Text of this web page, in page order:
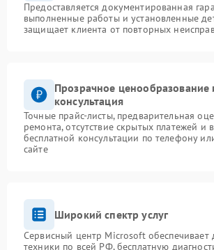
Предоставляется документированная
выполненные работы и установленные
защищает клиента от повторных
Прозрачное ценообразование
консультация
Точные прайс-листы, предварительная
ремонта, отсутствие скрытых платежей и
бесплатной консультации по телефону
сайте
Широкий спектр услуг
Сервисный центр Microsoft обеспечивает
техники по всей РФ, бесплатную